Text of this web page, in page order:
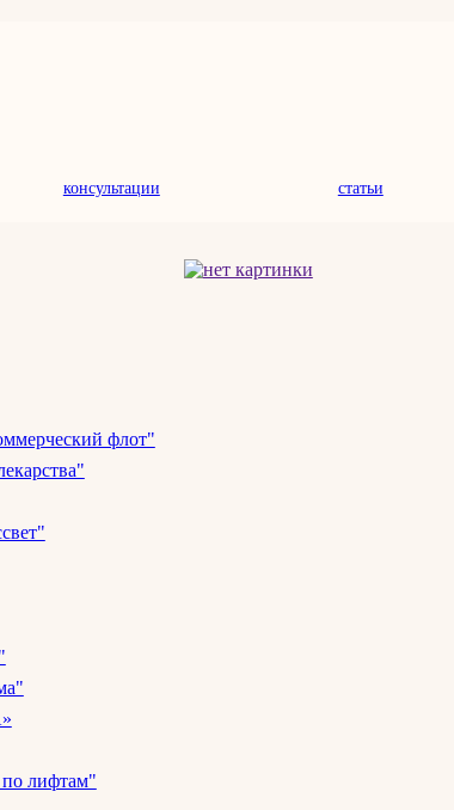
консультации статьи
флот"
лифтам"